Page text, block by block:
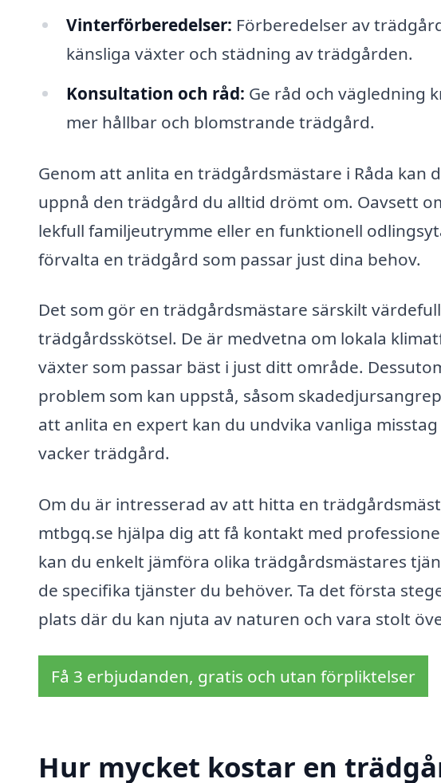
Vinterförberedelser: Förberedelser av
känsliga växter och städning av trädgården.
Konsultation och råd: Ge råd och vägledning
mer hållbar och blomstrande trädgård.
Genom att anlita en trädgårdsmästare i Råda kan
uppnå den trädgård du alltid drömt om. Oavsett
lekfull familjeutrymme eller en funktionell
förvalta en trädgård som passar just dina behov.
Det som gör en trädgårdsmästare särskilt
trädgårdsskötsel. De är medvetna om lokala
växter som passar bäst i just ditt område.
problem som kan uppstå, såsom
att anlita en expert kan du undvika vanliga
vacker trädgård.
Om du är intresserad av att hitta en
mtbgq.se hjälpa dig att få kontakt med
kan du enkelt jämföra olika trädgårdsmästares
de specifika tjänster du behöver. Ta det första
plats där du kan njuta av naturen och vara stolt
Få 3 erbjudanden, gratis och utan förpliktelser
Hur mycket kostar en